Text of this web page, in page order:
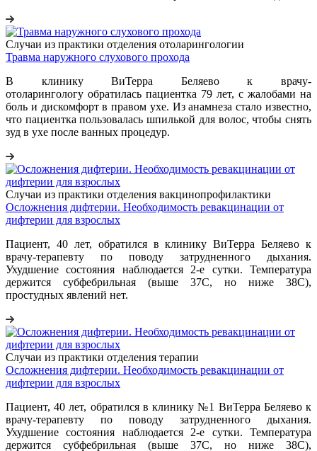
Случаи из практики отделения отоларингологии
Травма наружного слухового прохода
В клинику ВиТерра Беляево к врачу-
отоларингологу обратилась пациентка 79 лет, с жалобами на
боль и дискомфорт в правом ухе. Из анамнеза стало известно,
что пациентка пользовалась шпилькой для волос, чтобы снять
зуд в ухе после ванных процедур.
Случаи из практики отделения вакцинопрофилактики
Осложнения дифтерии. Необходимость ревакцинации от
дифтерии для взрослых
Пациент, 40 лет, обратился в клинику ВиТерра Беляево к
врачу-терапевту по поводу затрудненного дыхания.
Ухудшение состояния наблюдается 2-е сутки. Температура
держится субфебрильная (выше 37С, но ниже 38С),
простудных явлений нет.
Случаи из практики отделения терапии
Осложнения дифтерии. Необходимость ревакцинации от
дифтерии для взрослых
Пациент, 40 лет, обратился в клинику №1 ВиТерра Беляево к
врачу-терапевту по поводу затрудненного дыхания.
Ухудшение состояния наблюдается 2-е сутки. Температура
держится субфебрильная (выше 37С, но ниже 38С),